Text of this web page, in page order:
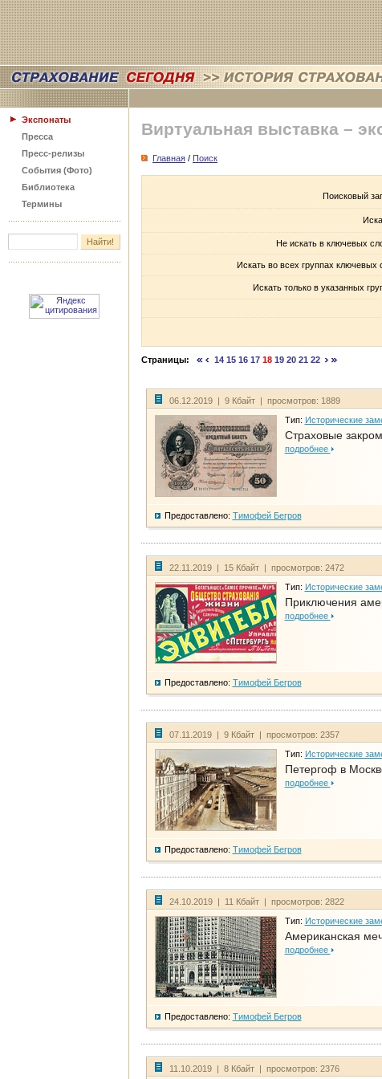
Экспонаты
Пресса
Пресс-релизы
События (Фото)
Библиотека
Термины
Виртуальная выставка –
Главная / Поиск
Поисковый
Не искать в ключевых
Искать во всех группах ключевых
Искать только в указанных
Страницы: 14 15 16 17 18 19 20 21 22
06.12.2019 | 9 Кбайт | просмотров: 1889
Тип: Исторические
Страховые
подробнее
Предоставлено: Тимофей Бегров
22.11.2019 | 15 Кбайт | просмотров: 2472
Тип: Исторические
Приключения
подробнее
Предоставлено: Тимофей Бегров
07.11.2019 | 9 Кбайт | просмотров: 2357
Тип: Исторические
Петергоф в
подробнее
Предоставлено: Тимофей Бегров
24.10.2019 | 11 Кбайт | просмотров: 2822
Тип: Исторические
Американская
подробнее
Предоставлено: Тимофей Бегров
11.10.2019 | 8 Кбайт | просмотров: 2376